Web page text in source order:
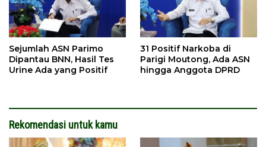
Sejumlah ASN Parimo
Dipantau BNN, Hasil Tes
Urine Ada yang Positif
31 Positif Narkoba di
Parigi Moutong, Ada ASN
hingga Anggota DPRD
Rekomendasi untuk kamu